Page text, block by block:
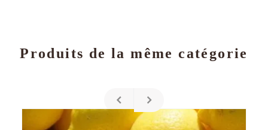
Produits de la même catégorie